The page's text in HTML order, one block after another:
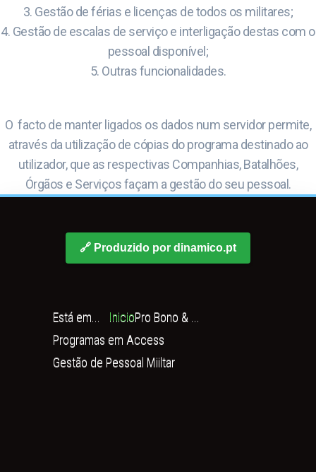
3. Gestão de férias e licenças de todos os militares;
4. Gestão de escalas de serviço e interligação destas com o
pessoal disponível;
5. Outras funcionalidades.
O facto de manter ligados os dados num servidor permite,
através da utilização de cópias do programa destinado ao
utilizador, que as respectivas Companhias, Batalhões,
Órgãos e Serviços façam a gestão do seu pessoal.
🔗 Produzido por dinamico.pt
Está em... InicioPro Bono & ...
Programas em Access
Gestão de Pessoal Miiltar